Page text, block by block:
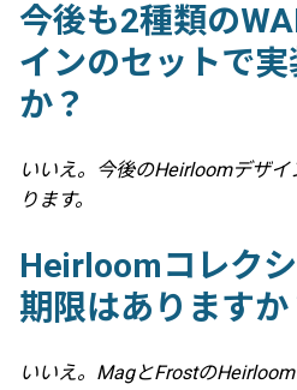
今後も2種類の
インのセットで
か？
いいえ。今後のHeirloomデザ
ります。
Heirloomコレク
期限はありますか
いいえ。MagとFrostの